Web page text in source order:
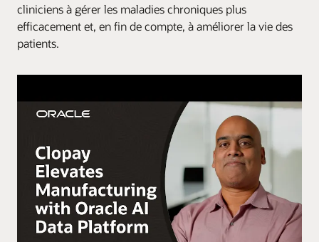
cliniciens à gérer les maladies chroniques plus
efficacement et, en fin de compte, à améliorer la vie des
patients.